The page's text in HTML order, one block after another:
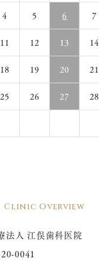
4 5 6 7
11 12 13 14
18 19 20 21
25 26 27 28
Clinic Overview
法人 江俣歯科医院
0041